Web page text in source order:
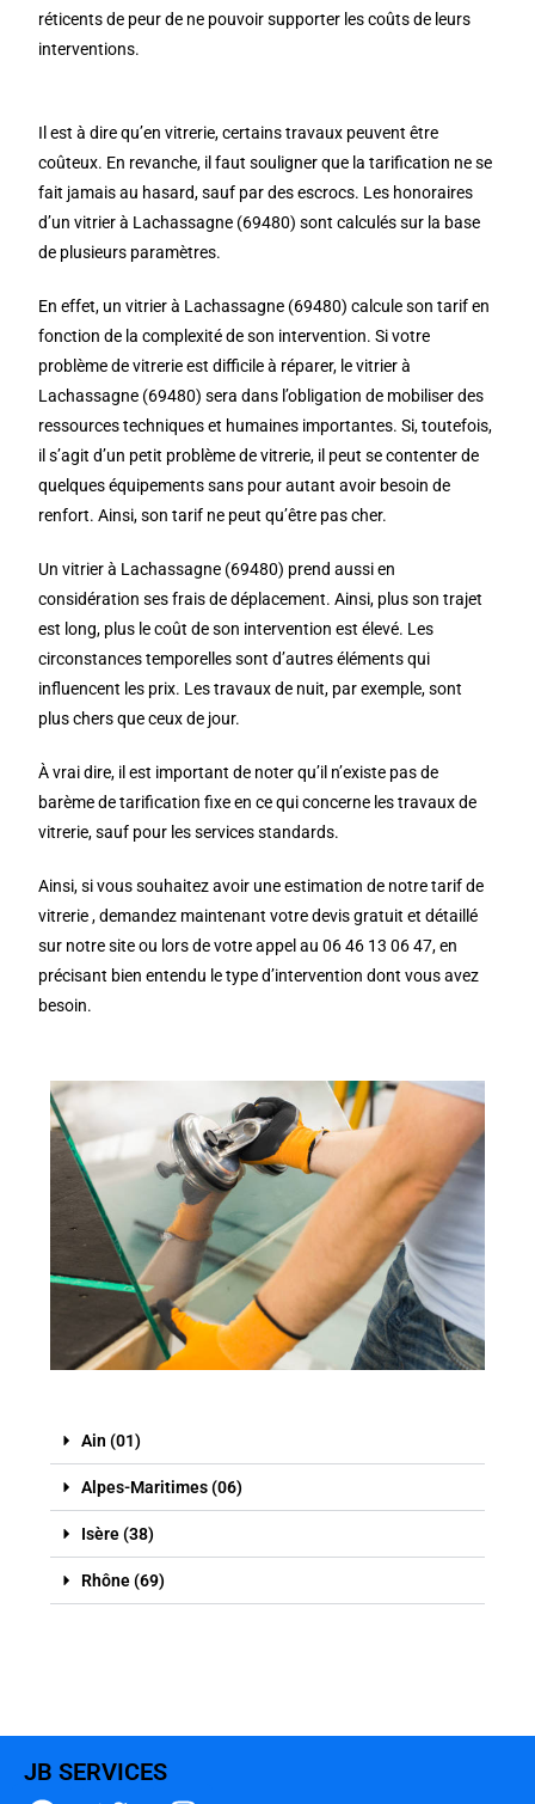
réticents de peur de ne pouvoir supporter les coûts de leurs
interventions.
Il est à dire qu’en vitrerie, certains travaux peuvent être
coûteux. En revanche, il faut souligner que la tarification ne se
fait jamais au hasard, sauf par des escrocs. Les honoraires
d’un vitrier à Lachassagne (69480) sont calculés sur la base
de plusieurs paramètres.
En effet, un vitrier à Lachassagne (69480) calcule son tarif en
fonction de la complexité de son intervention. Si votre
problème de vitrerie est difficile à réparer, le vitrier à
Lachassagne (69480) sera dans l’obligation de mobiliser des
ressources techniques et humaines importantes. Si, toutefois,
il s’agit d’un petit problème de vitrerie, il peut se contenter de
quelques équipements sans pour autant avoir besoin de
renfort. Ainsi, son tarif ne peut qu’être pas cher.
Un vitrier à Lachassagne (69480) prend aussi en
considération ses frais de déplacement. Ainsi, plus son trajet
est long, plus le coût de son intervention est élevé. Les
circonstances temporelles sont d’autres éléments qui
influencent les prix. Les travaux de nuit, par exemple, sont
plus chers que ceux de jour.
À vrai dire, il est important de noter qu’il n’existe pas de
barème de tarification fixe en ce qui concerne les travaux de
vitrerie, sauf pour les services standards.
Ainsi, si vous souhaitez avoir une estimation de notre tarif de
vitrerie , demandez maintenant votre devis gratuit et détaillé
sur notre site ou lors de votre appel au 06 46 13 06 47, en
précisant bien entendu le type d’intervention dont vous avez
besoin.
Ain (01)
Alpes-Maritimes (06)
Isère (38)
Rhône (69)
JB SERVICES